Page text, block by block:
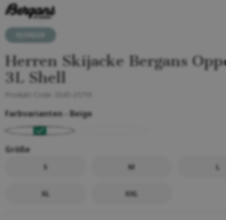
Herren Skijacke Bergans
3L Shell
Farbvarianten - Beige
Größe
S M L
XL XXL